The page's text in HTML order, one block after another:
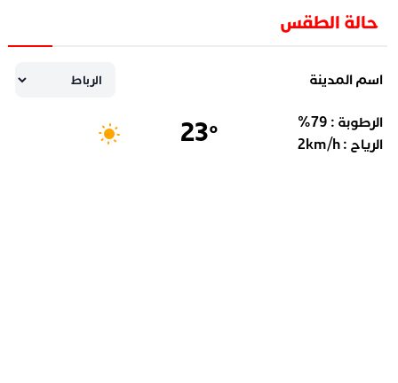
حالة الطقس
اسم المدينة
الرطوبة : 79
%
الرياح :
2km/h
23